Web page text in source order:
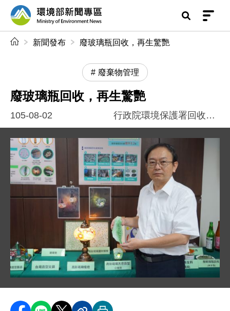
前往中央內容區塊
環境部新聞專區
新聞發布 廢玻璃瓶回收，再生驚艷
廢棄物管理
廢玻璃瓶回收，再生驚艷
105-08-02 行政院環境保護署回收基管會